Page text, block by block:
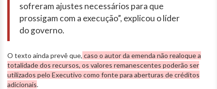
sofreram ajustes necessários para que
prossigam com a execução”, explicou o líder
do governo.
O texto ainda prevê que, caso o autor da emenda não realoque a
totalidade dos recursos, os valores remanescentes poderão ser
utilizados pelo Executivo como fonte para aberturas de créditos
adicionais.